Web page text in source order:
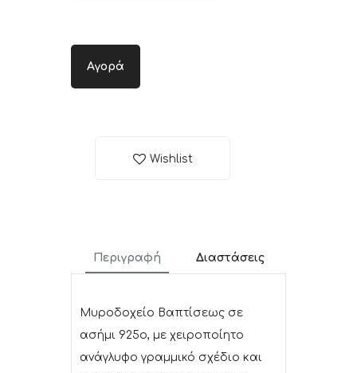
Αγορά
Wishlist
Περιγραφή Διαστάσεις
Μυροδοχείο Βαπτίσεως σε
ασήμι 925ο, με χειροποίητο
ανάγλυφο γραμμικό σχέδιο και